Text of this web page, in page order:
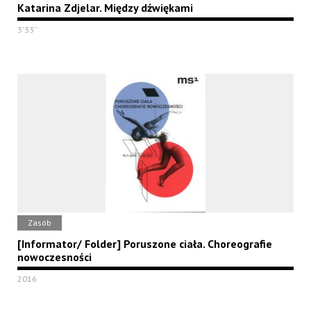
Katarina Zdjelar. Między dźwiękami
3'33''
Zasób
[Informator/ Folder] Poruszone ciała. Choreografie
nowoczesności
2016